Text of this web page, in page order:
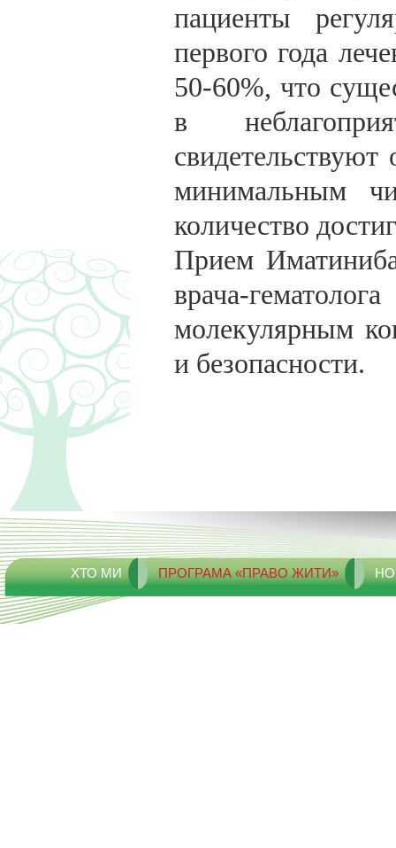
пациенты
первого года
50-60%, что
в
минимальным
количество
Прием
врача-
молекулярным
и безопасности.
ХТО МИ ПРОГРАМА «ПРАВО ЖИТИ»